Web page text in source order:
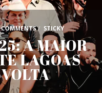
/ STICKY
A MAIOR
LAGOAS